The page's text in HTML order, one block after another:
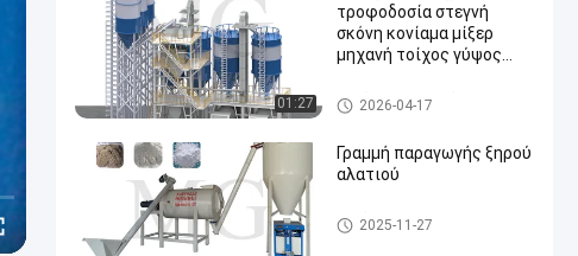
01:27
τροφοδοσία στεγνή
σκόνη κονίαμα μίξερ
μηχανή τοίχος γύψος
ανάμειξη εξοπλισμού
πάτωμα πλακάκια
Ξηρές εγκαταστάσεις κονιά
ματος
2026-04-17
Γραμμή παραγωγής ξηρού
αλατιού
ξηρά γραμμή παραγωγής κονι
άματος
2025-11-27